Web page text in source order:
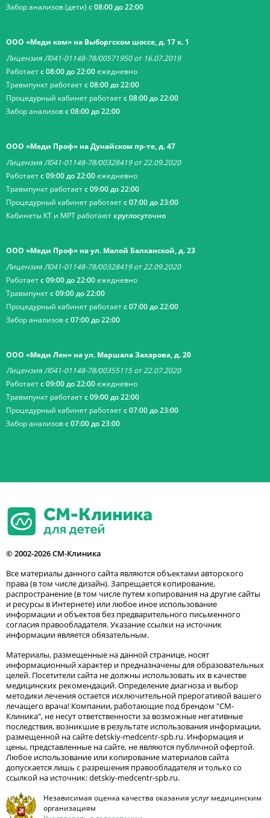
Забор анализов (дети) с 08:00 до 22:00
ООО «Меди ком» на Выборгском шоссе, д. 17 к. 1
Лицензия Л041-01148-78/00571950 от 16.07.2019
Работаетс 08:00 до 22:00ежедневно
Травмпункт работаетс 08:00 до 22:00
Процедурный кабинет работаетс 08:00 до 22:00
Забор анализовс 08:00 до 22:00
ООО «Меди Проф» на Дунайском пр-те, д. 47
Лицензия Л041-01148-78/00328419 от 22.09.2020
Работаетс 09:00 до 22:00ежедневно
Травмпункт работаетс 09:00 до 22:00
Процедурный кабинет работаетс 07:00 до 23:00
Кабинеты КТ и МРТ работают круглосуточно
ООО «Меди Проф» на ул. Малой Балканской, д. 23
Лицензия Л041-01148-78/00328419 от 22.09.2020
Работаетс 09:00 до 22:00ежедневно
Травмпунктс 09:00 до 22:00
Процедурный кабинет работаетс 07:00 до 22:00
Забор анализовс 07:00 до 22:00
ООО «Меди Лен» на ул. Маршала Захарова, д. 20
Лицензия Л041-01148-78/00355115 от 22.07.2020
Работаетс 09:00 до 22:00ежедневно
Травмпункт работаетс 09:00 до 22:00
Процедурный кабинет работаетс 07:00 до 23:00
Забор анализовс 07:00 до 23:00
© 2002-2026 СМ-Клиника
Все материалы данного сайта являются объектами авторского
права (в том числе дизайн). Запрещается копирование,
распространение (в том числе путем копирования на другие сайты
и ресурсы в Интернете) или любое иное использование
информации и объектов без предварительного письменного
согласия правообладателя. Указание ссылки на источник
информации является обязательным.
Материалы, размещенные на данной странице, носят
информационный характер и предназначены для образовательных
целей. Посетители сайта не должны использовать их в качестве
медицинских рекомендаций. Определение диагноза и выбор
методики лечения остается исключительной прерогативой вашего
лечащего врача! Компании, работающие под брендом "СМ-
Клиника", не несут ответственности за возможные негативные
последствия, возникшие в результате использования информации,
размещенной на сайте detskiy-medcentr-spb.ru. Информация и
цены, представленные на сайте, не являются публичной офертой.
Любое использование или копирование материалов сайта
допускается лишь с разрешения правообладателя и только со
ссылкой на источник: detskiy-medcentr-spb.ru.
Независимая оценка качества оказания услуг медицинским
организациям